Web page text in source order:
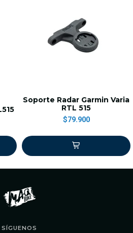
Soporte Radar Garmin Varia
RTL 515
$79.900
SÍGUENOS